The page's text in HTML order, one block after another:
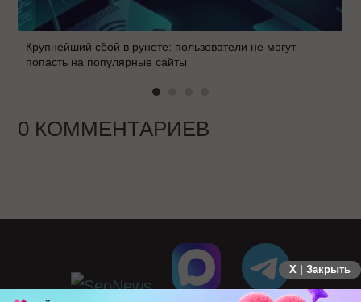
Крупнейший сбой в рунете: пользователи не могут
попасть на популярные сайты
0 КОММЕНТАРИЕВ
X | Закрыть